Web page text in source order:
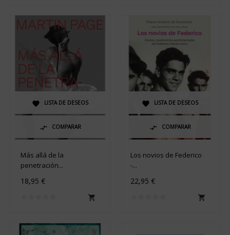
 LISTA DE DESEOS
 COMPARAR
Más allá de la
penetración...
18,95 €

 LISTA DE DESEOS
 COMPARAR
Los novios de Federico
-...
22,95 €
